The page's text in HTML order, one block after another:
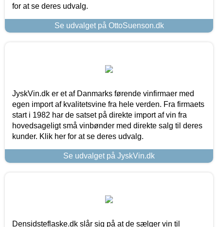
for at se deres udvalg.
Se udvalget på OttoSuenson.dk
JyskVin.dk er et af Danmarks førende vinfirmaer med
egen import af kvalitetsvine fra hele verden. Fra firmaets
start i 1982 har de satset på direkte import af vin fra
hovedsageligt små vinbønder med direkte salg til deres
kunder. Klik her for at se deres udvalg.
Se udvalget på JyskVin.dk
Densidsteflaske.dk slår sig på at de sælger vin til